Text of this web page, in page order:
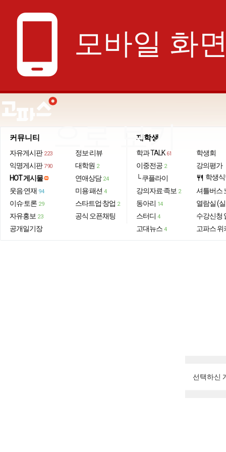
phone_android 모바일 화
으로 보기
커뮤니티
자유게시판 223
익명게시판 790
HOT 게시물
웃음·연재 94
이슈·토론 29
자유홍보 23
공개일기장
정보·리뷰
대학원 2
연애상담 24
미용·패션 4
스타트업·창업 2
공식 오픈채팅
재학생
학과 TALK 61
이중전공 2
└ 쿠플라이
강의자료·족보 2
동아리 14
스터디 4
고대뉴스 4
학생회
강의평가
restaurant 학생
셔틀버스
열람실 (
수강신청
고파스 위
선택하신